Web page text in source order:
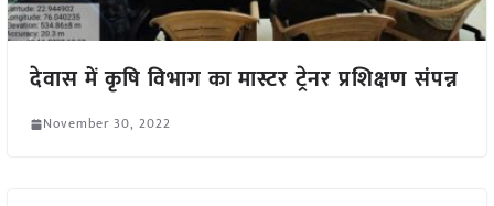
देवास में कृषि विभाग का मास्टर ट्रेनर प्रशिक्षण संपन्न
November 30, 2022